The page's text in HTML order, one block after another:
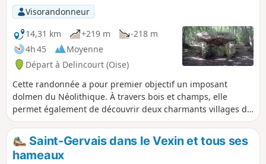
Visorandonneur
14,31 km
+219 m
-218 m
4h 45
Moyenne
Départ à Delincourt (Oise)
Cette randonnée a pour premier objectif un imposant
dolmen du Néolithique. À travers bois et champs, elle
permet également de découvrir deux charmants villages de
la Vallée du Réveillon.
Saint-Gervais dans le Vexin et tous ses
hameaux